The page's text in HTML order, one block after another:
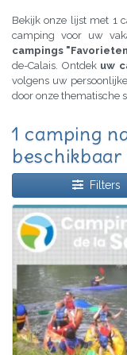
Bekijk onze lijst met 1
camping voor uw
campings
de-Calais. Ontdek uw
volgens uw
door onze thematische
1 camping
beschikbaar
Filters